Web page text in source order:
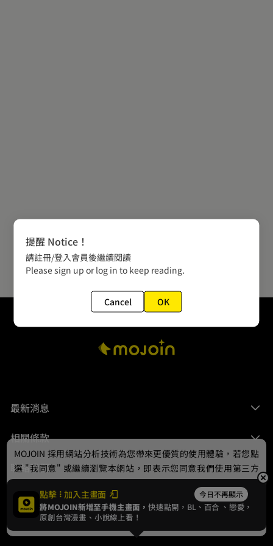
最新消息
相關條款
聯絡我們
© 2024 gamania Digital Entertainment Co., Ltd.
點擊 加入主畫面 今日不再顯示
將MOJOIN新增至手機主畫面，快速點開，BL、 百合 、戀愛，
原創台灣漫畫、小說線上看！
MOJOIN 採用網站分析技術為您帶來更優質的使用體驗，若您點
選 "我同意" 或繼續瀏覽本網站，即表示您同意我們使用第三方
Cookie，欲瞭解更多資訊請見隱私權政策。
我同意
提醒 Notice！
請註冊/登入會員後繼續閱讀
Please sign up or log in to keep reading.
Cancel OK